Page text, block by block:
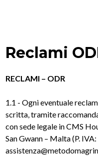
Reclami
RECLAMI – ODR
1.1 - Ogni eventuale
scritta, tramite
con sede legale in CMS
San Gwann – Malta (P.